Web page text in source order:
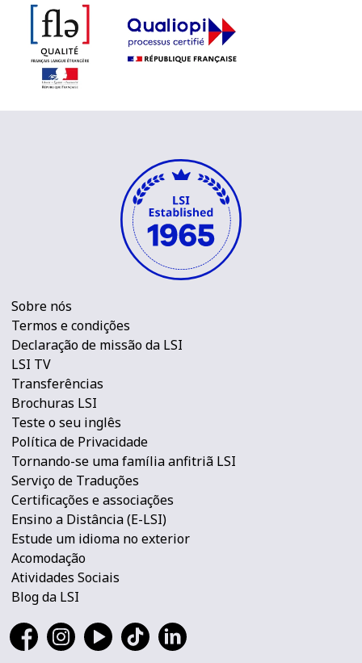
Sobre nós
Termos e condições
Declaração de missão da LSI
LSI TV
Transferências
Brochuras LSI
Teste o seu inglês
Política de Privacidade
Tornando-se uma família anfitriã LSI
Serviço de Traduções
Certificações e associações
Ensino a Distância (E-LSI)
Estude um idioma no exterior
Acomodação
Atividades Sociais
Blog da LSI